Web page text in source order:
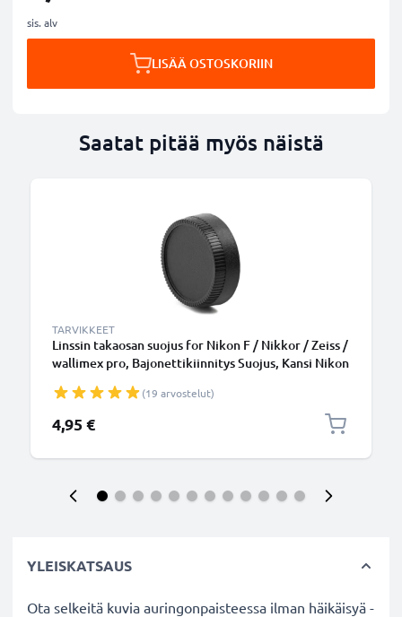
sis. alv
LISÄÄ OSTOSKORIIN
Saatat pitää myös näistä
TARVIKKEET
Linssin takaosan suojus for Nikon F / Nikkor / Zeiss /
wallimex pro, Bajonettikiinnitys Suojus, Kansi Nikon
(19 arvostelut)
4,95 €
YLEISKATSAUS
Ota selkeitä kuvia auringonpaisteessa ilman häikäisyä -